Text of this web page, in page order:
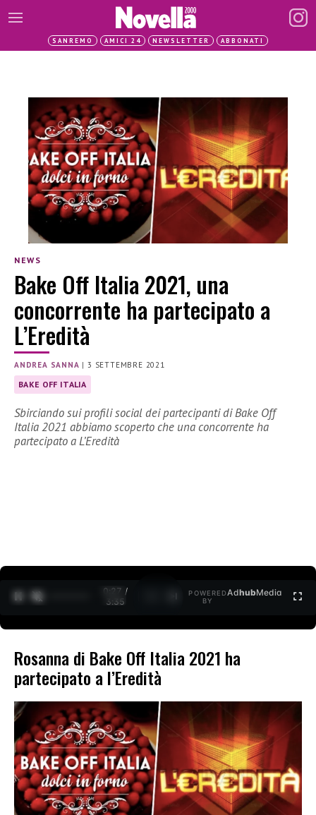
SANREMO AMICI 24 NEWSLETTER ABBONATI
NEWS
Bake Off Italia 2021, una
concorrente ha partecipato a
L’Eredità
ANDREA SANNA |3 SETTEMBRE 2021
BAKE OFF ITALIA
Sbirciando sui profili social dei partecipanti di Bake Off
Italia 2021 abbiamo scoperto che una concorrente ha
partecipato a L’Eredità
0:27 /
3:35
POWERED
BY
AdhubMedia
Rosanna di Bake Off Italia 2021 ha
partecipato a l’Eredità